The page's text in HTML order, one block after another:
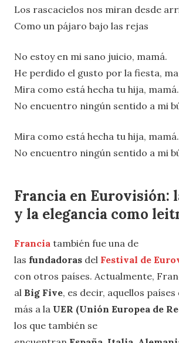
Los rascacielos nos miran desde
Como un pájaro bajo las rejas
No estoy en mi sano juicio, mamá.
He perdido el gusto por la fiesta,
Mira como está hecha tu hija, mamá.
No encuentro ningún sentido a mi
Mira como está hecha tu hija, mamá.
No encuentro ningún sentido a mi
Francia en Eurovisión:
y la elegancia como
Francia también fue una de
las fundadoras del Festival de
con otros países. Actualmente,
al Big Five, es decir, aquellos
más a la UER (Unión Europea de
los que también se